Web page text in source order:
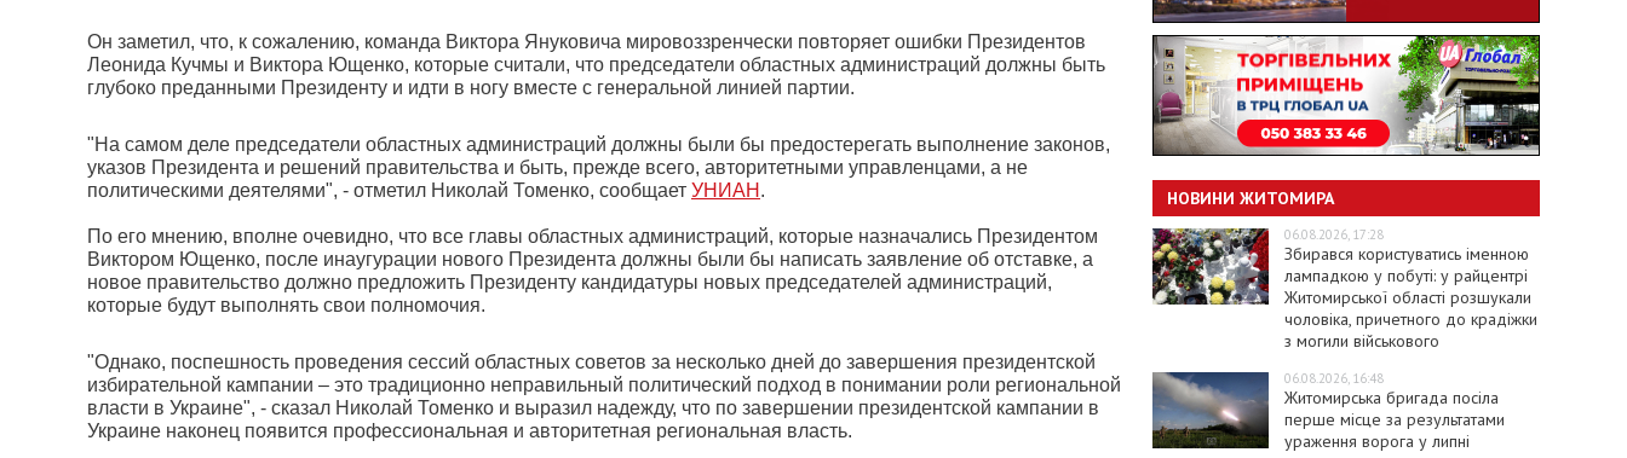
Он заметил, что, к сожалению, команда Виктора Януковича мировоззренчески повторяет ошибки Президентов
Леонида Кучмы и Виктора Ющенко, которые считали, что председатели областных администраций должны быть
глубоко преданными Президенту и идти в ногу вместе с генеральной линией партии.
"На самом деле председатели областных администраций должны были бы предостерегать выполнение законов,
указов Президента и решений правительства и быть, прежде всего, авторитетными управленцами, а не
политическими деятелями", - отметил Николай Томенко, сообщает УНИАН .
По его мнению, вполне очевидно, что все главы областных администраций, которые назначались Президентом
Виктором Ющенко, после инаугурации нового Президента должны были бы написать заявление об отставке, а
новое правительство должно предложить Президенту кандидатуры новых председателей администраций,
которые будут выполнять свои полномочия.
"Однако, поспешность проведения сессий областных советов за несколько дней до завершения президентской
избирательной кампании – это традиционно неправильный политический подход в понимании роли региональной
власти в Украине", - сказал Николай Томенко и выразил надежду, что по завершении президентской кампании в
Украине наконец появится профессиональная и авторитетная региональная власть.
НОВИНИ ЖИТОМИРА
06.08.2026, 17:28
Збирався користуватись іменною
лампадкою у побуті: у райцентрі
Житомирської області розшукали
чоловіка, причетного до крадіжки
з могили військового
06.08.2026, 16:48
Житомирська бригада посіла
перше місце за результатами
ураження ворога у липні